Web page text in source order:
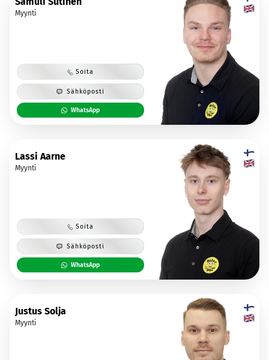
Myynti
Soita
Sähköposti
WhatsApp
Lassi Aarne
Myynti
Soita
Sähköposti
WhatsApp
Justus Solja
Myynti